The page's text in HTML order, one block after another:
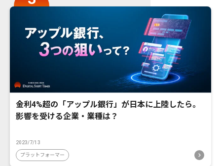
金利4%超の「アップル銀行」が日本に上陸したら。
影響を受ける企業・業種は？
2023/7/13
プラットフォーマー